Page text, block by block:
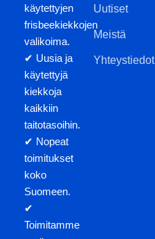
käytettyjen
frisbeekiekkojen
valikoima.
✔ Uusia ja
käytettyjä
kiekkoja
kaikkiin
taitotasoihin.
✔ Nopeat
toimitukset
koko
Suomeen.
✔
Toimitamme
Uutiset
Meistä
Yhteystiedot